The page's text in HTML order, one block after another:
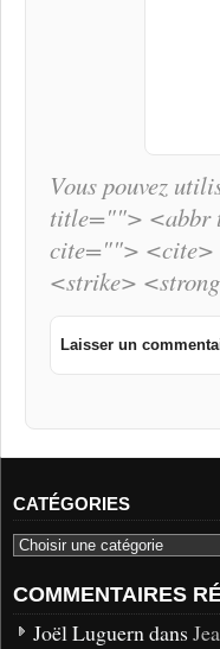
Vous pouvez
title=""> <abbr
cite=""> <cite>
<strike>
CATÉGORIES
COMMENTAIRES
Joël Luguern dans